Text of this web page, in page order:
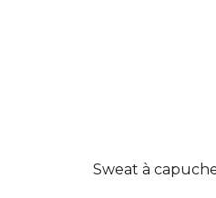
Sweat à